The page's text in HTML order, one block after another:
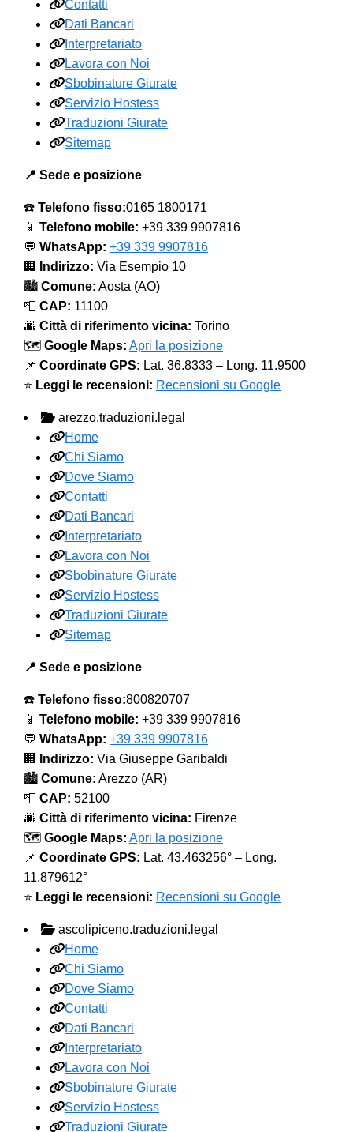
Contatti
Dati Bancari
Interpretariato
Lavora con Noi
Sbobinature Giurate
Servizio Hostess
Traduzioni Giurate
Sitemap
📍 Sede e posizione
☎️ Telefono fisso:0165 1800171
📱 Telefono mobile: +39 339 9907816
💬 WhatsApp: +39 339 9907816
🏢
Indirizzo: Via Esempio 10
🏙️ Comune: Aosta (AO)
📮 CAP: 11100
🌆 Città di riferimento vicina: Torino
🗺️ Google Maps: Apri la posizione
📌 Coordinate GPS: Lat. 36.8333 – Long. 11.9500
⭐ Leggi le recensioni: Recensioni su Google
arezzo.traduzioni.legal
Home
Chi Siamo
Dove Siamo
Contatti
Dati Bancari
Interpretariato
Lavora con Noi
Sbobinature Giurate
Servizio Hostess
Traduzioni Giurate
Sitemap
📍 Sede e posizione
☎️ Telefono fisso:800820707
📱 Telefono mobile: +39 339 9907816
💬 WhatsApp: +39 339 9907816
🏢
Indirizzo: Via Giuseppe Garibaldi
🏙️ Comune: Arezzo (AR)
📮 CAP: 52100
🌆 Città di riferimento vicina: Firenze
🗺️ Google Maps: Apri la posizione
📌 Coordinate GPS: Lat. 43.463256° – Long.
11.879612°
⭐ Leggi le recensioni: Recensioni su Google
ascolipiceno.traduzioni.legal
Home
Chi Siamo
Dove Siamo
Contatti
Dati Bancari
Interpretariato
Lavora con Noi
Sbobinature Giurate
Servizio Hostess
Traduzioni Giurate